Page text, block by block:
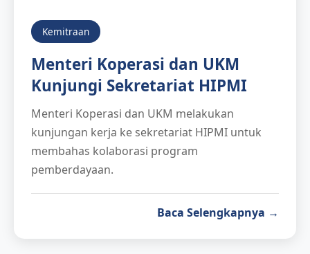
Kemitraan
Menteri Koperasi dan UKM
Kunjungi Sekretariat HIPMI
Menteri Koperasi dan UKM melakukan
kunjungan kerja ke sekretariat HIPMI untuk
membahas kolaborasi program
pemberdayaan.
Baca Selengkapnya →